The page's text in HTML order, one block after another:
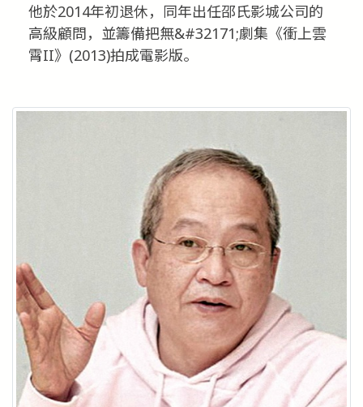
他於2014年初退休，同年出任邵氏影城公司的
高級顧問，並籌備把無&#32171;劇集《衝上雲
霄II》(2013)拍成電影版。